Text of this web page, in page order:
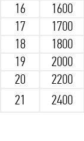
16
1600
17
1700
18
1800
19
2000
20
2200
21
2400